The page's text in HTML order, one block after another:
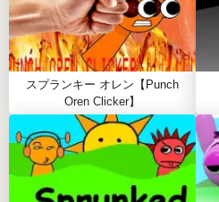
Sprunki Retake 2.0をプ
スキルが向上するだけで
めの楽しくストレスのな
ゲームのデザインは創造
がさまざまなスタイルを
できるため、誰でもアク
支援的なコミュニティは
し、体験をさらに楽しい
スプランキー オレン【Punch
Oren Clicker】